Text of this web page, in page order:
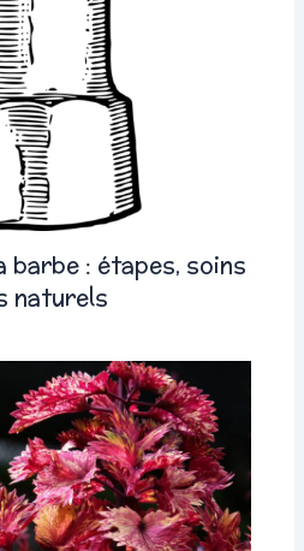
barbe : étapes, soins
naturels